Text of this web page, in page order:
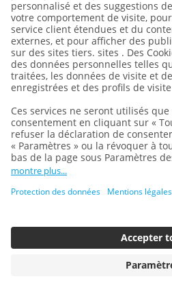
Protection des données
Conditions générales
DERTOUR GROUP, l'un des